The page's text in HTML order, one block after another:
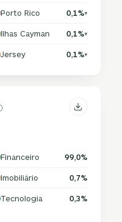
Porto Rico 0,1%▾
Ilhas Cayman 0,1%▾
Jersey 0,1%▾
Financeiro 99,0%
Imobiliário 0,7%
Tecnologia 0,3%